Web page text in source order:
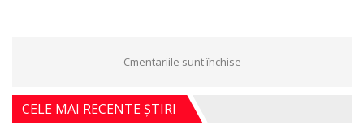
Cmentariile sunt închise
CELE MAI RECENTE ȘTIRI